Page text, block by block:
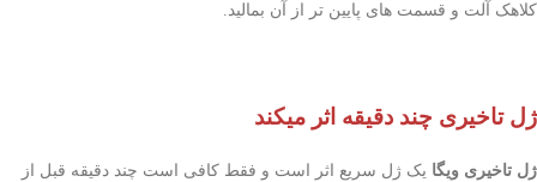
کلاهک آلت و قسمت های پایین تر از آن بمالید.
ژل تاخیری چند دقیقه اثر میکند
ژل تاخیری ویگا یک ژل سریع اثر است و فقط کافی است چند دقیقه قبل از